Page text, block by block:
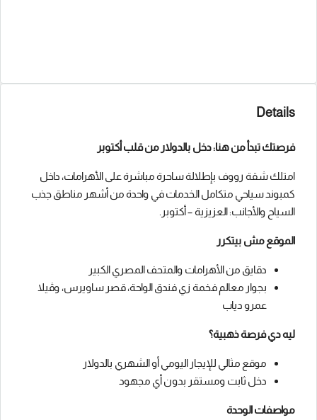
Details
فرصتك تبدأ من هنا: دخل بالدولار من قلب أكتوبر
امتلك شقة رووف بإطلالة ساحرة مباشرة على الأهرامات، داخل
كمبوند سياحي متكامل الخدمات في واحدة من أشهر مناطق جذب
السياح والأجانب: العزيزية – أكتوبر.
الموقع مش بيتكرر
دقايق من الأهرامات والمتحف المصري الكبير
بجوار معالم فخمة زي فندق الواحة، قصر ساويرس، وڤيلا
عمرو دياب
ليه دي فرصة ذهبية؟
موقع مثالي للإيجار اليومي أو الشهري بالدولار
دخل ثابت ومستقر بدون أي مجهود
مواصفات الوحدة